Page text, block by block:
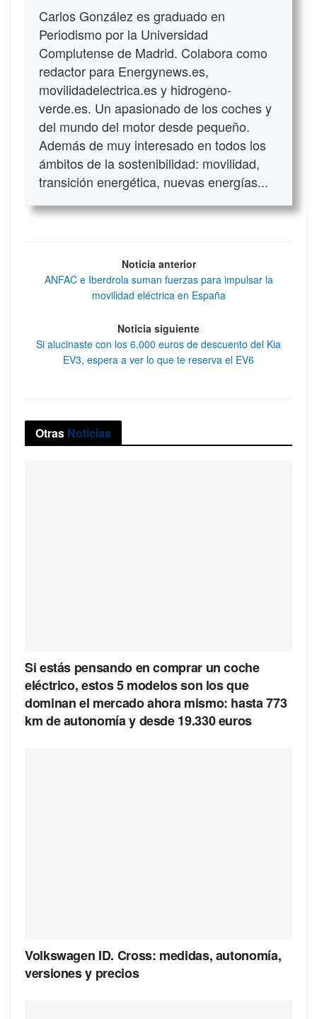
Carlos González es graduado en
Periodismo por la Universidad
Complutense de Madrid. Colabora como
redactor para Energynews.es,
movilidadelectrica.es y hidrogeno-
verde.es. Un apasionado de los coches y
del mundo del motor desde pequeño.
Además de muy interesado en todos los
ámbitos de la sostenibilidad: movilidad,
transición energética, nuevas energías...
Noticia anterior
ANFAC e Iberdrola suman fuerzas para impulsar la
movilidad eléctrica en España
Noticia siguiente
Si alucinaste con los 6.000 euros de descuento del Kia
EV3, espera a ver lo que te reserva el EV6
Otras Noticias
Si estás pensando en comprar un coche
eléctrico, estos 5 modelos son los que
dominan el mercado ahora mismo: hasta 773
km de autonomía y desde 19.330 euros
Volkswagen ID. Cross: medidas, autonomía,
versiones y precios